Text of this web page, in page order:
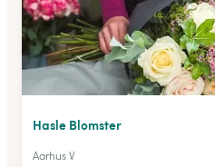
Hasle Blomster
Aarhus V